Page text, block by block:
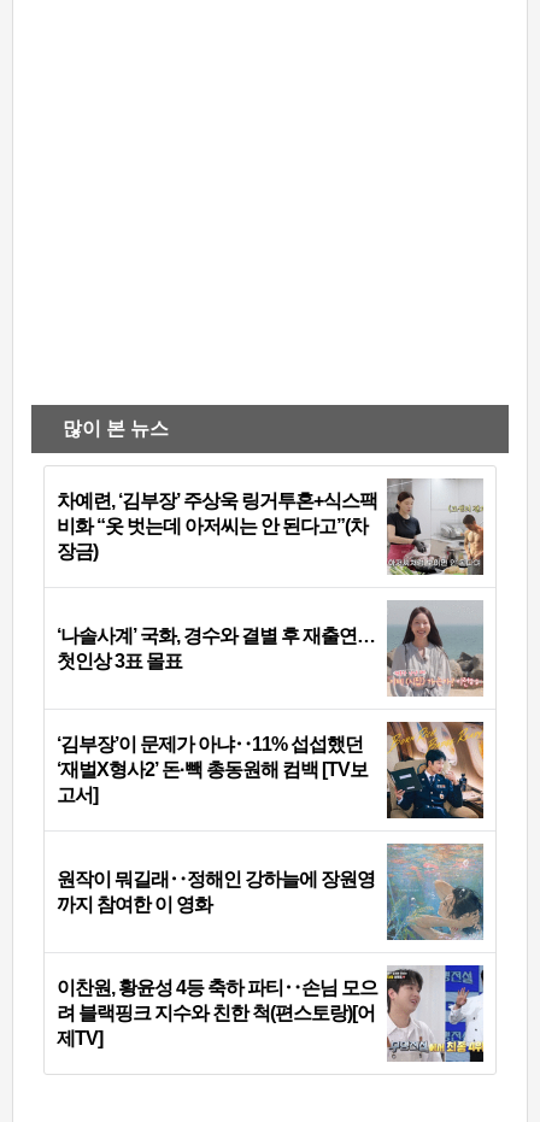
많이 본 뉴스
차예련, ‘김부장’ 주상욱 링거투혼+식스팩
비화 “옷 벗는데 아저씨는 안 된다고”(차
장금)
‘나솔사계’ 국화, 경수와 결별 후 재출연…
첫인상 3표 몰표
‘김부장’이 문제가 아냐‥11% 섭섭했던
‘재벌X형사2’ 돈·빽 총동원해 컴백 [TV보
고서]
원작이 뭐길래‥정해인 강하늘에 장원영
까지 참여한 이 영화
이찬원, 황윤성 4등 축하 파티‥손님 모으
려 블랙핑크 지수와 친한 척(편스토랑)[어
제TV]